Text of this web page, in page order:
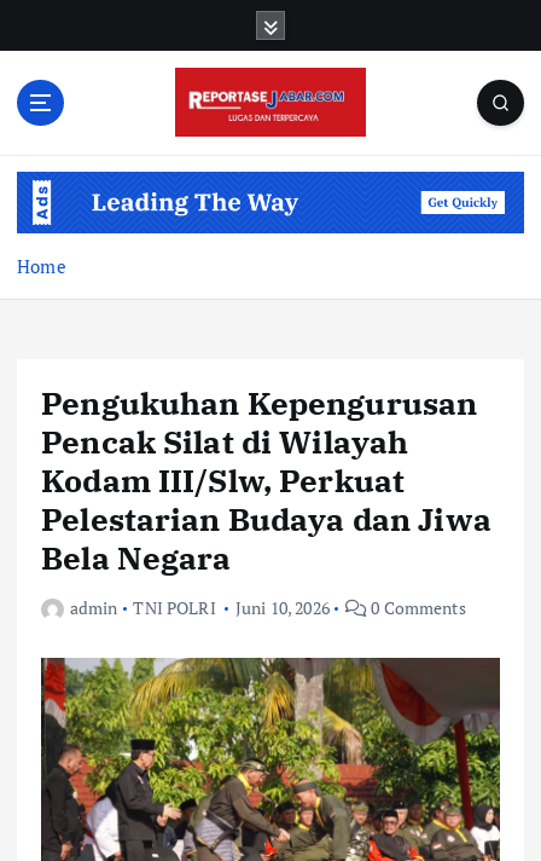
Home
Pengukuhan Kepengurusan
Pencak Silat di Wilayah
Kodam III/Slw, Perkuat
Pelestarian Budaya dan Jiwa
Bela Negara
admin TNI POLRI Juni 10, 2026 0 Comments